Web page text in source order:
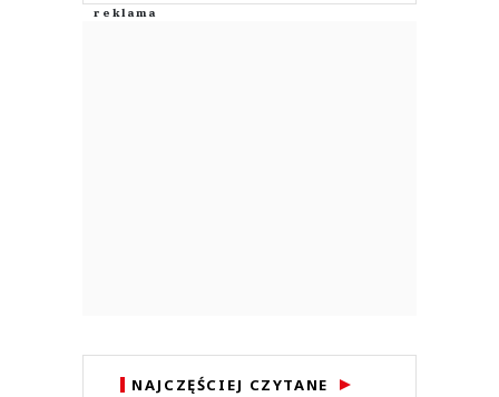
NAJCZĘŚCIEJ CZYTANE